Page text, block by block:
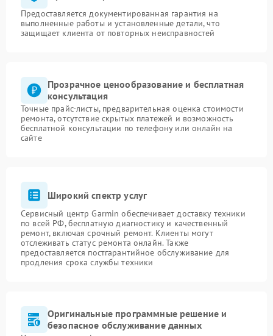
Предоставляется документированная гарантия на
выполненные работы и установленные детали, что
защищает клиента от повторных неисправностей
Прозрачное ценообразование и бесплатная
консультация
Точные прайс-листы, предварительная оценка стоимости
ремонта, отсутствие скрытых платежей и возможность
бесплатной консультации по телефону или онлайн на
сайте
Широкий спектр услуг
Сервисный центр Garmin обеспечивает доставку техники
по всей РФ, бесплатную диагностику и качественный
ремонт, включая срочный ремонт. Клиенты могут
отслеживать статус ремонта онлайн. Также
предоставляется постгарантийное обслуживание для
продления срока службы техники
Оригинальные программные решение и
безопасное обслуживание данных